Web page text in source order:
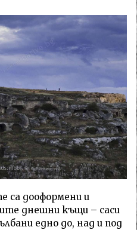
са дооформени и
днешни къщи – саси
едно до, над и под